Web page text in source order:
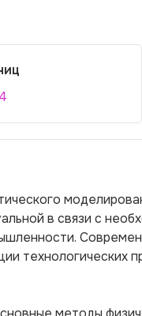
в связи с
технологических